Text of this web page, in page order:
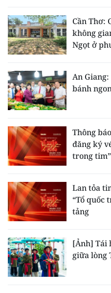
Cần Thơ:
không
Ngọt ở
An
bánh
Thông
đăng ký
trong tim”
Lan tỏa
“Tổ quốc
tảng
[Ảnh] Tái
giữa lòng